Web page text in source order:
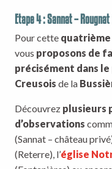
Etape 4 : Sannat – Rougnat
Pour cette
vous proposons de
précisément dans
Creusois de la
Découvrez plusieurs
d’observations
(Sannat – château
(Reterre), l’église